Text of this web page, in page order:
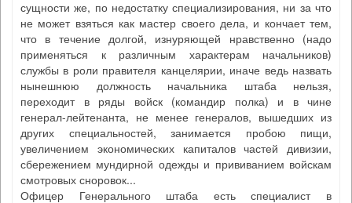
сущности же, по недостатку специализирования, ни за что
не может взяться как мастер своего дела, и кончает тем,
что в течение долгой, изнуряющей нравственно (надо
применяться к различным характерам начальников)
службы в роли правителя канцелярии, иначе ведь назвать
нынешнюю должность начальника штаба нельзя,
переходит в ряды войск (командир полка) и в чине
генерал-лейтенанта, не менее генералов, вышедших из
других специальностей, занимается пробою пищи,
увеличением экономических капиталов частей дивизии,
сбережением мундирной одежды и прививанием войскам
смотровых сноровок...
Офицер Генерального штаба есть специалист в